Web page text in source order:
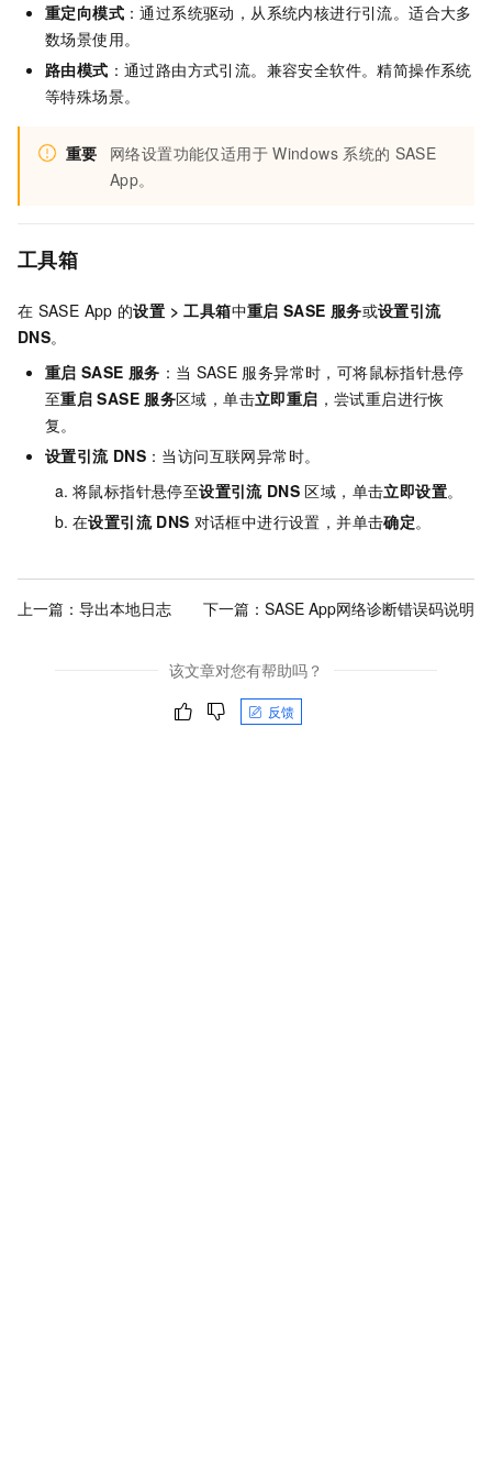
重定向模式 ：通过系统驱动，从系统内核进行引流。适合大多
数场景使用。
路由模式 ：通过路由方式引流。兼容安全软件。精简操作系统
等特殊场景。
重要 网络设置功能仅适用于 Windows 系统的 SASE
App。
工具箱
在 SASE App 的设置 > 工具箱中重启 SASE 服务或设置引流
DNS。
重启 SASE 服务 ：当 SASE 服务异常时，可将鼠标指针悬停
至重启 SASE 服务区域，单击立即重启 ，尝试重启进行恢
复。
设置引流 DNS ：当访问互联网异常时。
将鼠标指针悬停至设置引流 DNS 区域，单击立即设置。
在设置引流 DNS 对话框中进行设置，并单击确定。
上一篇： 导出本地日志 下一篇： SASE App网络诊断错误码说明
该文章对您有帮助吗？
反馈